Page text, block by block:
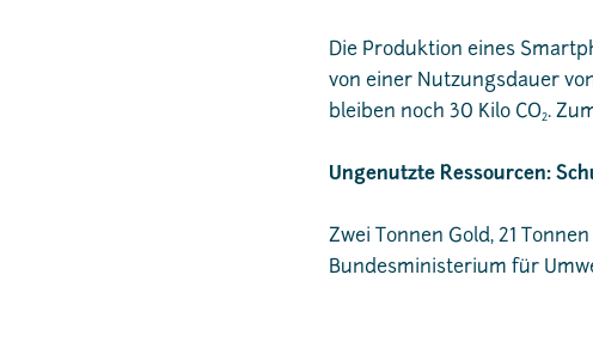
Die Produktion eines
von einer Nutzungsdauer
bleiben noch 30 Kilo CO2.
Ungenutzte Ressourcen:
Zwei Tonnen Gold, 21
Bundesministerium für